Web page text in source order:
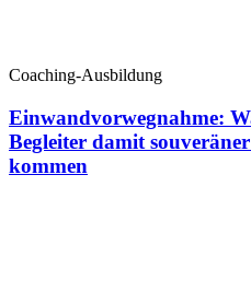
Coaching-Ausbildung
Einwandvorwegnahme:
Begleiter damit
kommen